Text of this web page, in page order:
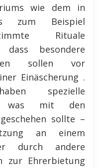
wie dem in
zum Beispiel
Rituale
besondere
sollen vor
Einäscherung .
spezielle
was mit den
sollte –
an einem
durch andere
zur Ehrerbietung